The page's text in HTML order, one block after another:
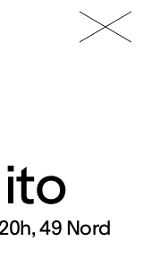
Menu
49 Nord